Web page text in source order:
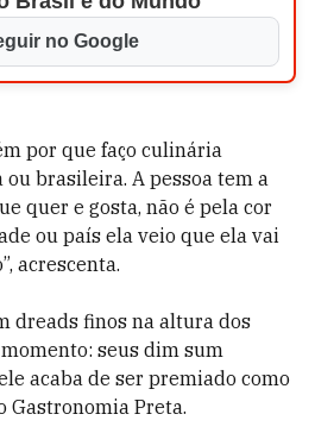
no Google
por que faço culinária
brasileira. A pessoa tem a
quer e gosta, não é pela cor
ou país ela veio que ela vai
acrescenta.
dreads finos na altura dos
seus dim sum
acaba de ser premiado como
Gastronomia Preta.